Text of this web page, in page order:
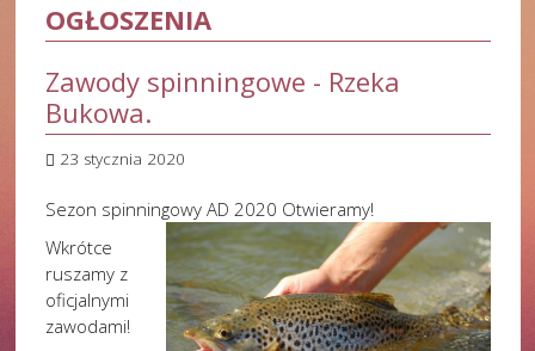
OGŁOSZENIA
Zawody spinningowe - Rzeka
Bukowa.
23 stycznia 2020
Sezon spinningowy AD 2020 Otwieramy!
Wkrótce
ruszamy z
oficjalnymi
zawodami!